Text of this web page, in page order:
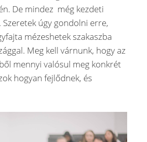
De mindez még kezdeti
Szeretek úgy gondolni erre,
mézeshetek szakaszba
Meg kell várnunk, hogy az
mennyi valósul meg konkrét
hogyan fejlődnek, és